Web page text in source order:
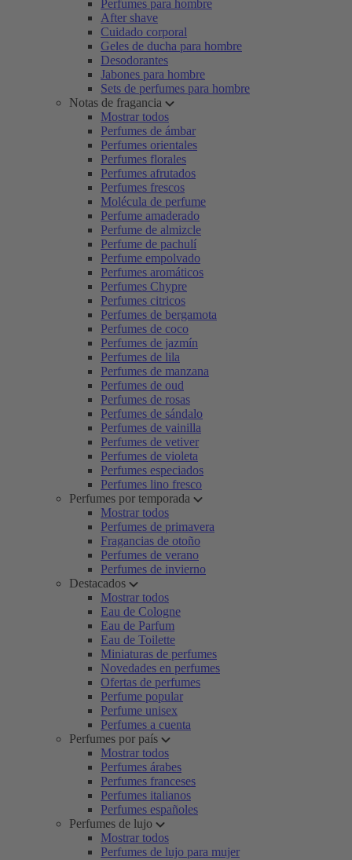
Perfumes para hombre
After shave
Cuidado corporal
Geles de ducha para hombre
Desodorantes
Jabones para hombre
Sets de perfumes para hombre
Notas de fragancia
Mostrar todos
Perfumes de ámbar
Perfumes orientales
Perfumes florales
Perfumes afrutados
Perfumes frescos
Molécula de perfume
Perfume amaderado
Perfume de almizcle
Perfume de pachulí
Perfume empolvado
Perfumes aromáticos
Perfumes Chypre
Perfumes citricos
Perfumes de bergamota
Perfumes de coco
Perfumes de jazmín
Perfumes de lila
Perfumes de manzana
Perfumes de oud
Perfumes de rosas
Perfumes de sándalo
Perfumes de vainilla
Perfumes de vetiver
Perfumes de violeta
Perfumes especiados
Perfumes lino fresco
Perfumes por temporada
Mostrar todos
Perfumes de primavera
Fragancias de otoño
Perfumes de verano
Perfumes de invierno
Destacados
Mostrar todos
Eau de Cologne
Eau de Parfum
Eau de Toilette
Miniaturas de perfumes
Novedades en perfumes
Ofertas de perfumes
Perfume popular
Perfume unisex
Perfumes a cuenta
Perfumes por país
Mostrar todos
Perfumes árabes
Perfumes franceses
Perfumes italianos
Perfumes españoles
Perfumes de lujo
Mostrar todos
Perfumes de lujo para mujer